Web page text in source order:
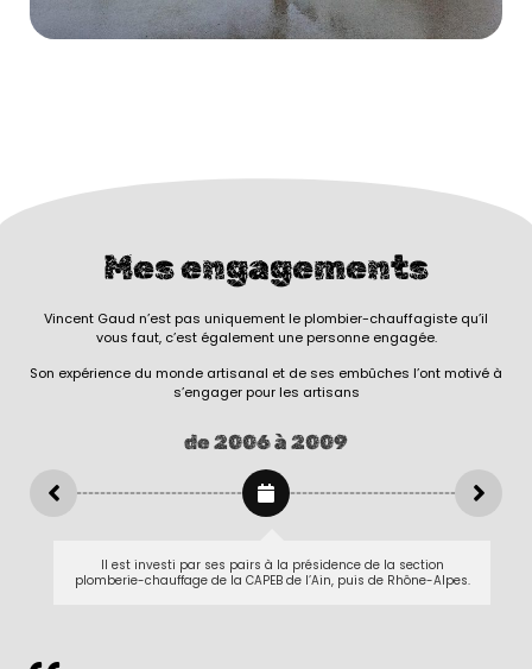
Mes engagements
Vincent Gaud n’est pas uniquement le plombier-chauffagiste qu’il
vous faut, c’est également une personne engagée.
Son expérience du monde artisanal et de ses embûches l’ont motivé à
s’engager pour les artisans
de 2006 à 2009
Il est investi par ses pairs à la présidence de la section
plomberie-chauffage de la CAPEB de l’Ain, puis de Rhône-Alpes.